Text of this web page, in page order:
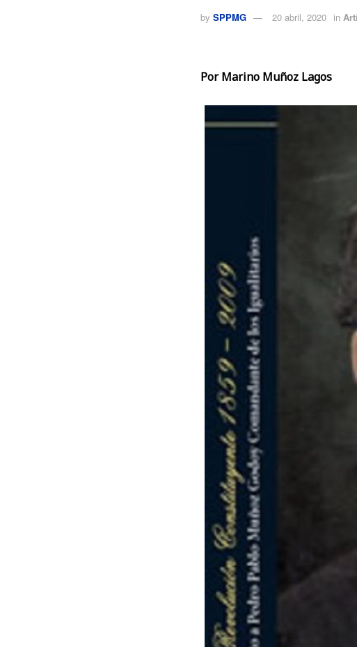
by SPPMG 20 abril, 2020 in
Por Marino Muñoz Lagos